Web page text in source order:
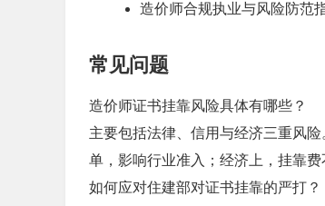
造价师合规执业与风险防范
常见问题
造价师证书挂靠风险具体有哪些？
主要包括法律、信用与经济三重风
单，影响行业准入；经济上，挂靠费
如何应对住建部对证书挂靠的严打？